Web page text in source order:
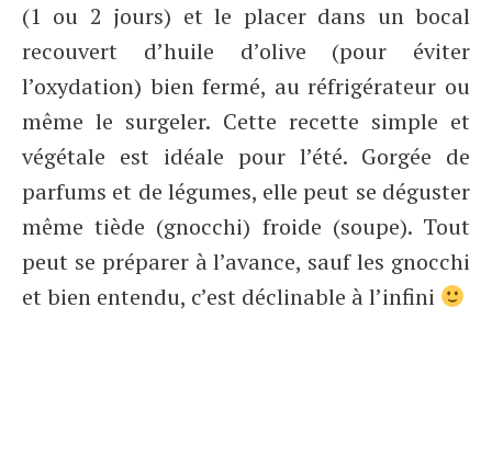
(1 ou 2 jours) et le placer dans un bocal
recouvert d’huile d’olive (pour éviter
l’oxydation) bien fermé, au réfrigérateur ou
même le surgeler. Cette recette simple et
végétale est idéale pour l’été. Gorgée de
parfums et de légumes, elle peut se déguster
même tiède (gnocchi) froide (soupe). Tout
peut se préparer à l’avance, sauf les gnocchi
et bien entendu, c’est déclinable à l’infini